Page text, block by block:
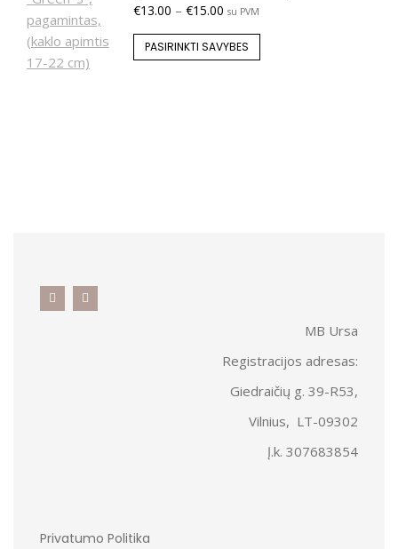
€13.00 – €15.00 su PVM
PASIRINKTI SAVYBES
MB Ursa
Registracijos adresas:
Giedraičių g. 39-R53,
Vilnius, LT-09302
Į.k. 307683854
Privatumo Politika